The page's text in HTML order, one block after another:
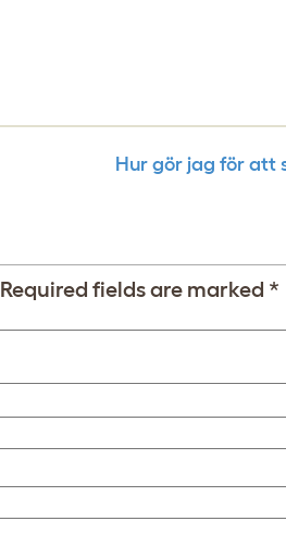
Hur gör jag för att
Required fields are marked *